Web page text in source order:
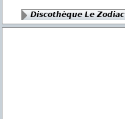
Discothèque Le Zodiac